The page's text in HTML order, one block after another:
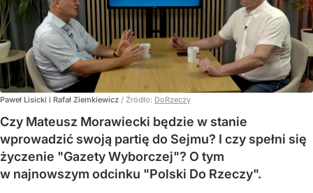
Paweł Lisicki i Rafał Ziemkiewicz / Źródło: DoRzeczy
Czy Mateusz Morawiecki będzie w stanie
wprowadzić swoją partię do Sejmu? I czy spełni się
życzenie "Gazety Wyborczej"? O tym
w najnowszym odcinku "Polski Do Rzeczy".